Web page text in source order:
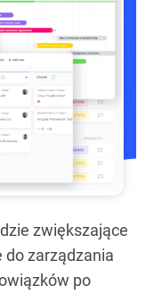
zwiększające
zarządzania
po